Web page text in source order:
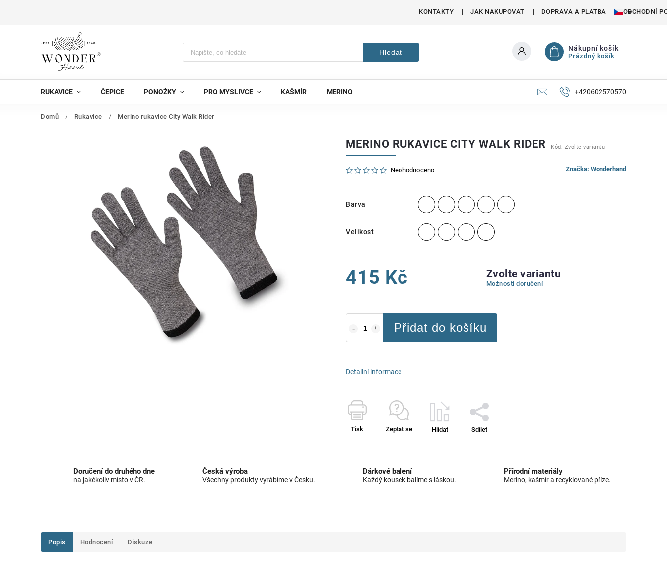
KONTAKTY JAK NAKUPOVAT DOPRAVA A PLATBA OBCHODNÍ
Hledat Nákupní košík
Prázdný košík
RUKAVICE ČEPICE PONOŽKY PRO MYSLIVCE KAŠMÍR MERINO +420602570570
Domů / Rukavice / Merino rukavice City Walk Rider
MERINO RUKAVICE CITY WALK RIDER Kód: Zvolte variantu
Neohodnoceno Značka: Wonderhand
Barva
Velikost
415 Kč Zvolte variantu
Možnosti doručení
Přidat do košíku
Detailní informace
Tisk Zeptat se Hlídat Sdílet
Doručení do druhého dne
na jakékoliv místo v ČR.
Česká výroba
Všechny produkty vyrábíme v Česku.
Dárkové balení
Každý kousek balíme s láskou.
Přírodní materiály
Merino, kašmír a recyklované příze.
Popis Hodnocení Diskuze